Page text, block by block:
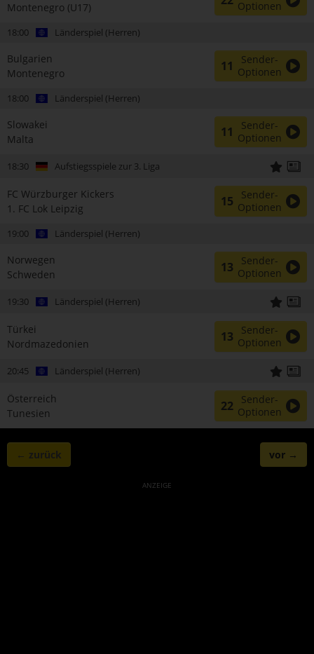
Montenegro (U17)
Optionen
18:00 Länderspiel (Herren)
Bulgarien
Montenegro
11
Sender-
Optionen
18:00 Länderspiel (Herren)
Slowakei
Malta
11
Sender-
Optionen
18:30 Aufstiegsspiele zur 3. Liga
FC Würzburger Kickers
1. FC Lok Leipzig
15
Sender-
Optionen
19:00 Länderspiel (Herren)
Norwegen
Schweden
13
Sender-
Optionen
19:30 Länderspiel (Herren)
Türkei
Nordmazedonien
13
Sender-
Optionen
20:45 Länderspiel (Herren)
Österreich
Tunesien
22
Sender-
Optionen
← zurück vor →
ANZEIGE